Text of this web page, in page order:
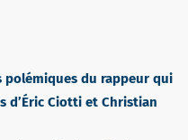
polémiques du rappeur qui
d’Éric Ciotti et Christian